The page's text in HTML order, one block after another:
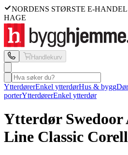
NORDENS STØRSTE E-
HAGE
Handlekurv
YtterdørerEnkel ytterdørHus & bygg
porterYtterdørerEnkel ytterdør
Ytterdør Swedoor
Line Classic